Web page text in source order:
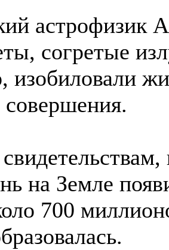
астрофизик
согретые
изобиловали
совершения.
на Земле
700